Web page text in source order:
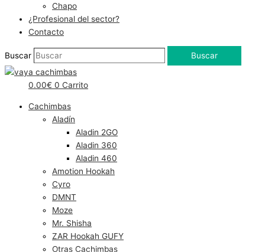
Chapo
¿Profesional del sector?
Contacto
Buscar Buscar
0.00€ 0 Carrito
Cachimbas
Aladín
Aladin 2GO
Aladin 360
Aladin 460
Amotion Hookah
Cyro
DMNT
Moze
Mr. Shisha
ZAR Hookah GUFY
Otras Cachimbas